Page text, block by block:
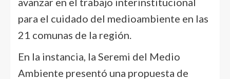
para el cuidado del medioambiente en las
21 comunas de la región.
En la instancia, la Seremi del Medio
Ambiente presentó una propuesta de